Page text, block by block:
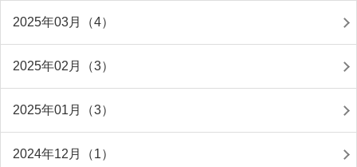
2025年03月（4）
2025年02月（3）
2025年01月（3）
2024年12月（1）